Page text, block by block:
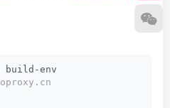
build/libs/${NAME}-
build-env